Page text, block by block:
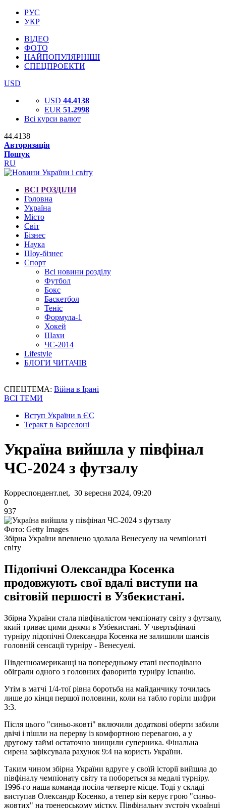
РУС
УКР
ВІДЕО
ФОТО
НАЙПОПУЛЯРНІШІ
СПЕЦПРОЕКТИ
USD
USD 44.4138
EUR 51.2998
Всі курси валют
44.4138
Авторизація
Пошук
RU
ВСІ РОЗДІЛИ
Головна
Україна
Місто
Світ
Бізнес
Наука
Шоу-бізнес
Спорт
Всі новини розділу
Футбол
Бокс
Баскетбол
Теніс
Формула-1
Хокей
Шахи
ЧС-2014
Lifestyle
БЛОГИ ЧИТАЧІВ
СПЕЦТЕМА: Війна в Ірані
ВСІ ТЕМИ
Вступ України в ЄС
Теракт в Барселоні
Україна вийшла у півфінал
ЧС-2024 з футзалу
Корреспондент.net, 30 вересня 2024, 09:20
0
937
Фото: Getty Images
Збірна України впевнено здолала Венесуелу на чемпіонаті
світу
Підопічні Олександра Косенка
продовжують свої вдалі виступи на
світовій першості в Узбекистані.
Збірна України стала півфіналістом чемпіонату світу з футзалу,
який триває цими днями в Узбекистані. У чвертьфіналі
турніру підопічні Олександра Косенка не залишили шансів
головній сенсації турніру - Венесуелі.
Південноамериканці на попередньому етапі несподівано
обіграли одного з головних фаворитів турніру Іспанію.
Утім в матчі 1/4-тої рівна боротьба на майданчику точилась
лише до кінця першої половини, коли на табло горіли цифри
3:3.
Після цього "синьо-жовті" включили додаткові оберти забили
двічі і пішли на перерву із комфортною перевагою, а у
другому таймі остаточно знищили суперника. Фінальна
сирена зафіксувала рахунок 9:4 на користь України.
Таким чином збірна України вдруге у своїй історії вийшла до
півфіналу чемпіонату світу та побореться за медалі турніру.
1996-го наша команда посіла четверте місце. Тоді у складі
виступав Олександр Косенко, а тепер він керує грою "синьо-
жовтих" на тренерському містку. Півфінальну зустріч українці